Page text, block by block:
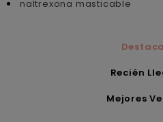
naltrexona masticable
Recién
Mejores